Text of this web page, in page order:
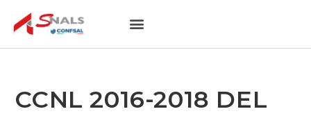
CCNL 2016-2018 DEL